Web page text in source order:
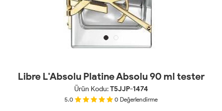
Libre L'Absolu Platine Absolu 90 ml tester
Ürün Kodu:T5JJP-1474
5.0 0 Değerlendirme